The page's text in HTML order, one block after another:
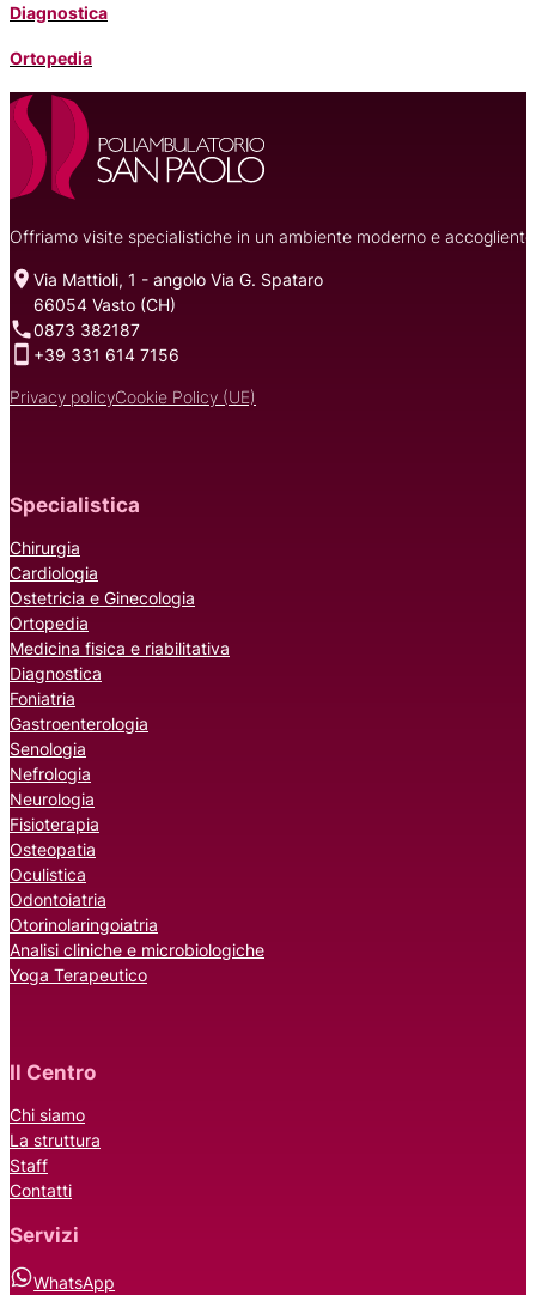
Diagnostica
Ortopedia
Offriamo visite specialistiche in un ambiente moderno e
Via Mattioli, 1 - angolo Via G. Spataro
66054 Vasto (CH)
0873 382187
+39 331 614 7156
Privacy policyCookie Policy (UE)
Specialistica
Chirurgia
Cardiologia
Ostetricia e Ginecologia
Ortopedia
Medicina fisica e riabilitativa
Diagnostica
Foniatria
Gastroenterologia
Senologia
Nefrologia
Neurologia
Fisioterapia
Osteopatia
Oculistica
Odontoiatria
Otorinolaringoiatria
Analisi cliniche e microbiologiche
Yoga Terapeutico
Il Centro
Chi siamo
La struttura
Staff
Contatti
Servizi
WhatsApp